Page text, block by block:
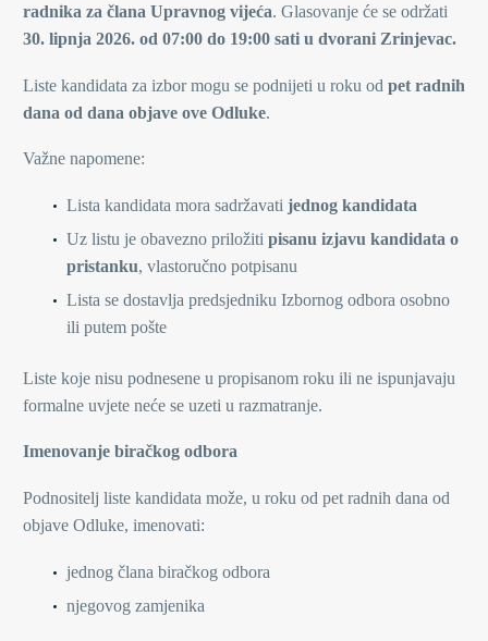
radnika za člana Upravnog vijeća. Glasovanje će se održati
30. lipnja 2026. od 07:00 do 19:00 sati u dvorani Zrinjevac.
Liste kandidata za izbor mogu se podnijeti u roku od pet radnih
dana od dana objave ove Odluke.
Važne napomene:
Lista kandidata mora sadržavati jednog kandidata
Uz listu je obavezno priložiti pisanu izjavu kandidata o
pristanku, vlastoručno potpisanu
Lista se dostavlja predsjedniku Izbornog odbora osobno
ili putem pošte
Liste koje nisu podnesene u propisanom roku ili ne ispunjavaju
formalne uvjete neće se uzeti u razmatranje.
Imenovanje biračkog odbora
Podnositelj liste kandidata može, u roku od pet radnih dana od
objave Odluke, imenovati:
jednog člana biračkog odbora
njegovog zamjenika